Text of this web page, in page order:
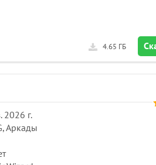
4.65 ГБ
2026 г.
Аркады